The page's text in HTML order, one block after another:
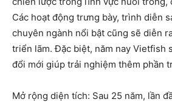
Các hoạt động trưng bày, trình diễn
chuyên ngành nổi bật cũng sẽ diễn
triển lãm. Đặc biệt, năm nay Vietfish
đổi mới giúp trải nghiệm thêm phần
Mở rộng diện tích: Sau 25 năm, lần